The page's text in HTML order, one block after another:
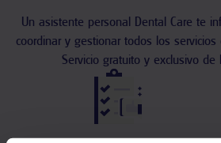
Un asistente personal Dental Care te
coordinar y gestionar todos los servicios
Servicio gratuito y exclusivo de